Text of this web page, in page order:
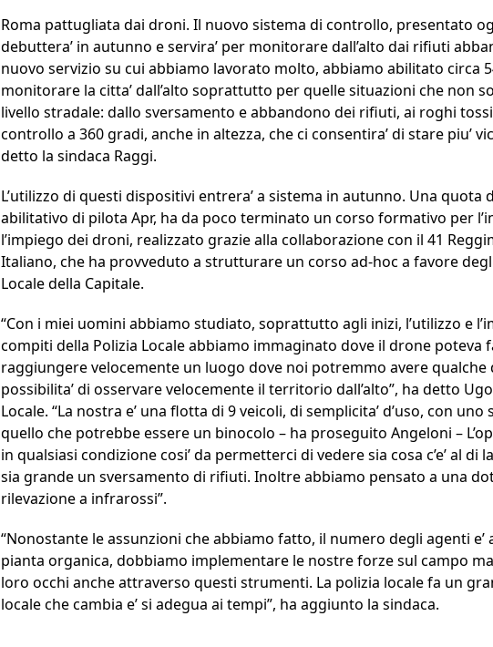
Roma pattugliata dai droni. Il nuovo sistema di controllo, presentato
debuttera’ in autunno e servira’ per monitorare dall’alto dai rifiuti
nuovo servizio su cui abbiamo lavorato molto, abbiamo abilitato circa
monitorare la citta’ dall’alto soprattutto per quelle situazioni che non
livello stradale: dallo sversamento e abbandono dei rifiuti, ai roghi
controllo a 360 gradi, anche in altezza, che ci consentira’ di stare piu’
detto la sindaca Raggi.
L’utilizzo di questi dispositivi entrera’ a sistema in autunno. Una quota
abilitativo di pilota Apr, ha da poco terminato un corso formativo per
l’impiego dei droni, realizzato grazie alla collaborazione con il 41
Italiano, che ha provveduto a strutturare un corso ad-hoc a favore
Locale della Capitale.
“Con i miei uomini abbiamo studiato, soprattutto agli inizi, l’utilizzo e
compiti della Polizia Locale abbiamo immaginato dove il drone poteva
raggiungere velocemente un luogo dove noi potremmo avere qualche
possibilita’ di osservare velocemente il territorio dall’alto”, ha detto
Locale. “La nostra e’ una flotta di 9 veicoli, di semplicita’ d’uso, con
quello che potrebbe essere un binocolo – ha proseguito Angeloni –
in qualsiasi condizione cosi’ da permetterci di vedere sia cosa c’e’ al di
sia grande un sversamento di rifiuti. Inoltre abbiamo pensato a una
rilevazione a infrarossi”.
“Nonostante le assunzioni che abbiamo fatto, il numero degli agenti
pianta organica, dobbiamo implementare le nostre forze sul campo
loro occhi anche attraverso questi strumenti. La polizia locale fa un
locale che cambia e’ si adegua ai tempi”, ha aggiunto la sindaca.